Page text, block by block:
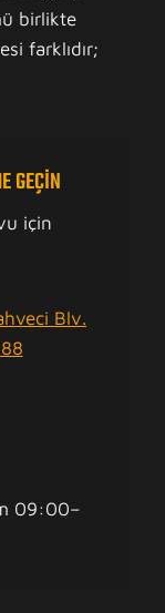
birlikte
farklıdır;
GEÇIN
için
Blv.
09:00–